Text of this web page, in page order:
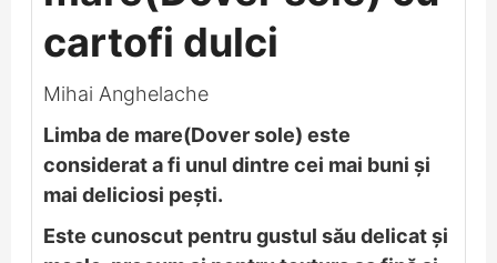
cartofi dulci
Mihai Anghelache
Limba de mare(Dover sole) este
considerat a fi unul dintre cei mai buni și
mai deliciosi pești.
Este cunoscut pentru gustul său delicat și